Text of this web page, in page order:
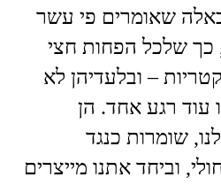
כאלה שאומרים פי עשר
כך שלכל הפחות חצי
– ובלעדיהן לא
עוד רגע אחד. הן
שומרות כנגד
וביחד אתנו מייצרים